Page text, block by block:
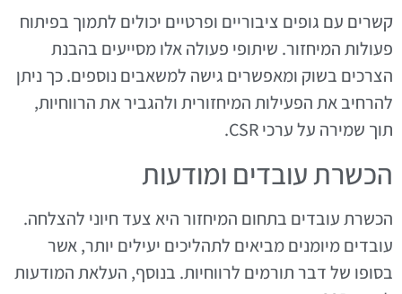
קשרים עם גופים ציבוריים ופרטיים יכולים לתמוך בפיתוח
פעולות המיחזור. שיתופי פעולה אלו מסייעים בהבנת
הצרכים בשוק ומאפשרים גישה למשאבים נוספים. כך ניתן
להרחיב את הפעילות המיחזורית ולהגביר את הרווחיות,
תוך שמירה על ערכי CSR.
הכשרת עובדים ומודעות
הכשרת עובדים בתחום המיחזור היא צעד חיוני להצלחה.
עובדים מיומנים מביאים לתהליכים יעילים יותר, אשר
בסופו של דבר תורמים לרווחיות. בנוסף, העלאת המודעות